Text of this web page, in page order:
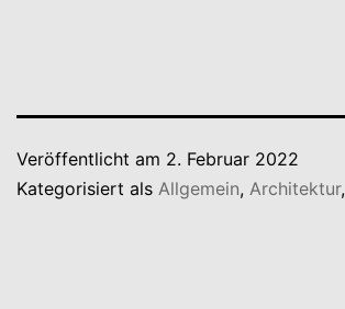
Veröffentlicht am 2. Februar 2022
Kategorisiert als Allgemein, Architektur,